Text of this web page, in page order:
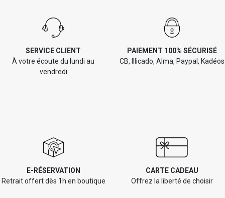
SERVICE CLIENT
À votre écoute du lundi au
vendredi
PAIEMENT 100% SÉCURISÉ
CB, Illicado, Alma, Paypal, Kadéos
E-RÉSERVATION
Retrait offert dès 1h en boutique
CARTE CADEAU
Offrez la liberté de choisir